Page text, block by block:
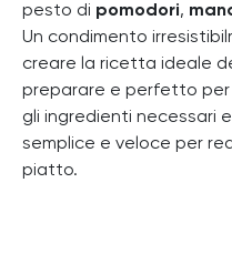
pesto di pomodori,
Un condimento
creare la ricetta ideale
preparare e perfetto per
gli ingredienti necessari
semplice e veloce per
piatto.